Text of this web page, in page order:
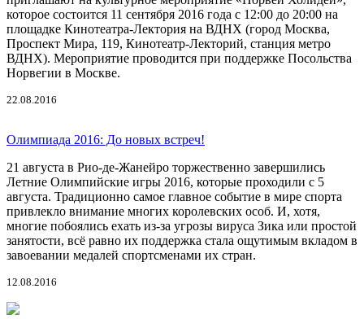
которое состоится 11 сентября 2016 года с 12:00 до 20:00 на
площадке Кинотеатра-Лектория на ВДНХ (город Москва,
Проспект Мира, 119, Кинотеатр-Лекторий, станция метро
ВДНХ). Мероприятие проводится при поддержке Посольства
Норвегии в Москве.
22.08.2016
Олимпиада 2016: До новых встреч!
21 августа в Рио-де-Жанейро торжественно завершились
Летние Олимпийские игры 2016, которые проходили с 5
августа. Традиционно самое главное событие в мире спорта
привлекло внимание многих королевских особ. И, хотя,
многие побоялись ехать из-за угрозы вируса Зика или простой
занятости, всё равно их поддержка стала ощутимым вкладом в
завоевании медалей спортсменами их стран.
12.08.2016